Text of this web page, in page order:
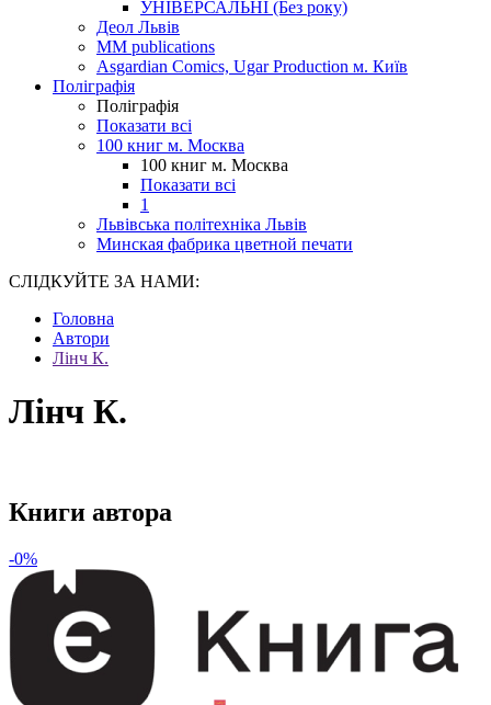
УНІВЕРСАЛЬНІ (Без року)
Деол Львів
MM publications
Asgardian Comics, Ugar Production м. Київ
Поліграфія
Поліграфія
Показати всі
100 книг м. Москва
100 книг м. Москва
Показати всі
1
Львівська політехніка Львів
Минская фабрика цветной печати
СЛІДКУЙТЕ ЗА НАМИ:
Головна
Автори
Лінч К.
Лінч К.
Книги автора
-0%